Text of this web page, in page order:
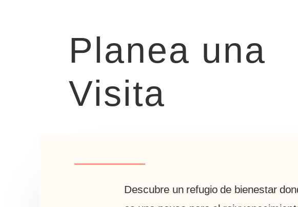
Planea una
Visita
Descubre un refugio de bienestar